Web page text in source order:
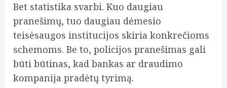
Bet statistika svarbi. Kuo daugiau
pranešimų, tuo daugiau dėmesio
teisėsaugos institucijos skiria konkrečioms
schemoms. Be to, policijos pranešimas gali
būti būtinas, kad bankas ar draudimo
kompanija pradėtų tyrimą.